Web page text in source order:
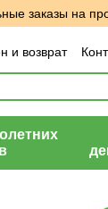
заказы на
и возврат